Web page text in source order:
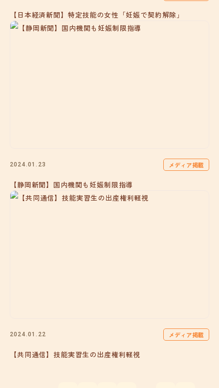
【日本経済新聞】特定技能の女性「妊娠で契約解除」
2024.01.23 メディア掲載
【静岡新聞】国内機関も妊娠制限指導
2024.01.22 メディア掲載
【共同通信】技能実習生の出産権利軽視